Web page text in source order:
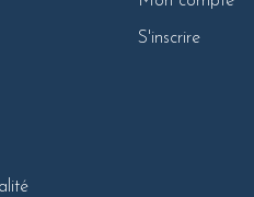
S'inscrire